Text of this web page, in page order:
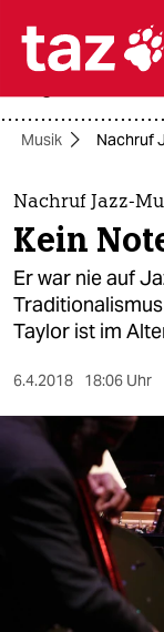

themen
politik
öko
gesellschaft
sport
berlin
nord
wahrheit
Musik Nachruf
Nachruf Jazz-
Kein
Er war nie auf
Taylor ist im
6.4.2018 18:06 Uhr